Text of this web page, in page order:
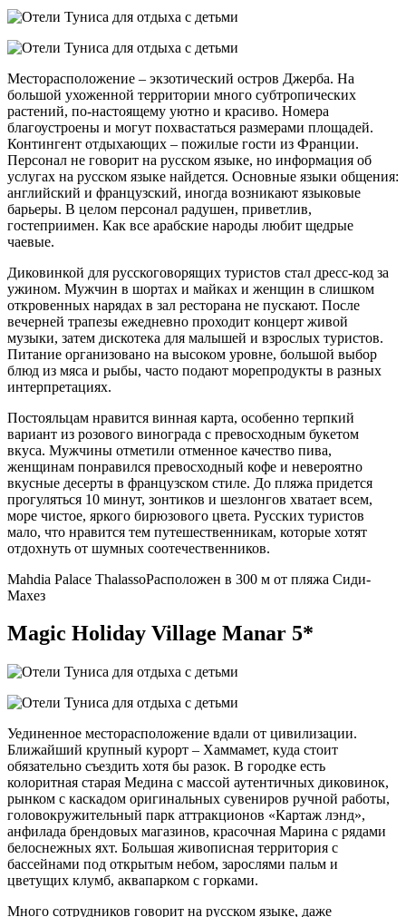
Месторасположение – экзотический остров Джерба. На
большой ухоженной территории много субтропических
растений, по-настоящему уютно и красиво. Номера
благоустроены и могут похвастаться размерами площадей.
Контингент отдыхающих – пожилые гости из Франции.
Персонал не говорит на русском языке, но информация об
услугах на русском языке найдется. Основные языки общения:
английский и французский, иногда возникают языковые
барьеры. В целом персонал радушен, приветлив,
гостеприимен. Как все арабские народы любит щедрые
чаевые.
Диковинкой для русскоговорящих туристов стал дресс-код за
ужином. Мужчин в шортах и майках и женщин в слишком
откровенных нарядах в зал ресторана не пускают. После
вечерней трапезы ежедневно проходит концерт живой
музыки, затем дискотека для малышей и взрослых туристов.
Питание организовано на высоком уровне, большой выбор
блюд из мяса и рыбы, часто подают морепродукты в разных
интерпретациях.
Постояльцам нравится винная карта, особенно терпкий
вариант из розового винограда с превосходным букетом
вкуса. Мужчины отметили отменное качество пива,
женщинам понравился превосходный кофе и невероятно
вкусные десерты в французском стиле. До пляжа придется
прогуляться 10 минут, зонтиков и шезлонгов хватает всем,
море чистое, яркого бирюзового цвета. Русских туристов
мало, что нравится тем путешественникам, которые хотят
отдохнуть от шумных соотечественников.
Mahdia Palace ThalassoРасположен в 300 м от пляжа Сиди-
Махез
Magic Holiday Village Manar 5*
Уединенное месторасположение вдали от цивилизации.
Ближайший крупный курорт – Хаммамет, куда стоит
обязательно съездить хотя бы разок. В городке есть
колоритная старая Медина с массой аутентичных диковинок,
рынком с каскадом оригинальных сувениров ручной работы,
головокружительный парк аттракционов «Картаж лэнд»,
анфилада брендовых магазинов, красочная Марина с рядами
белоснежных яхт. Большая живописная территория с
бассейнами под открытым небом, зарослями пальм и
цветущих клумб, аквапарком с горками.
Много сотрудников говорит на русском языке, даже